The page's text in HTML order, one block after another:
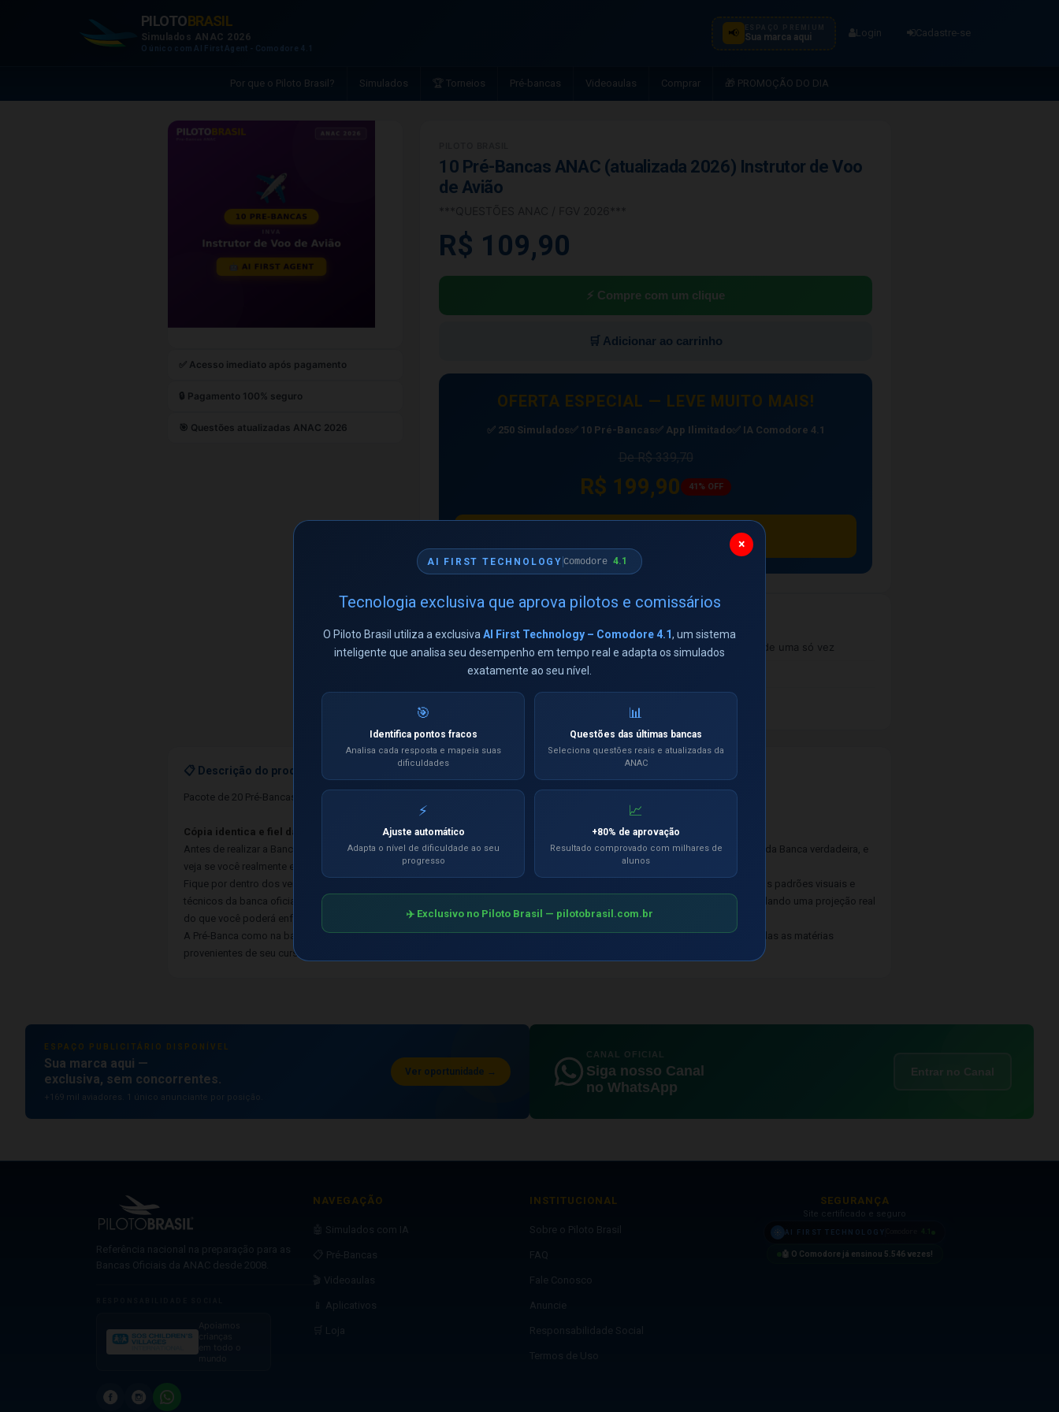
PILOTOBRASIL
Simulados ANAC 2026
O único com AI First Agent - Comodore 4.1
📢 Sua marca aqui Login Cadastre-se
Por que o Piloto Brasil? Simulados 🏆 Torneios Pré-bancas Videoaulas Comprar 🎁 PROMOÇÃO DO DIA
✅ Acesso imediato após pagamento
🔒 Pagamento 100% seguro
🎯 Questões atualizadas ANAC 2026
10 Pré-Bancas ANAC (atualizada 2026) Instrutor de Voo
de Avião
R$ 109,90
⚡ Compre com um clique
🛒 Adicionar ao carrinho
OFERTA ESPECIAL — LEVE MUITO MAIS!
✅ 250 Simulados✅ 10 Pré-Bancas✅ App Ilimitado✅ IA Comodore 4.1
De R$ 339,70
R$ 199,90 41% OFF
Quero o Kit 4 em 1 por R$ 199,90
⭐ Simulação da Banca Oficial da ANAC incluindo todas as matérias de uma só vez
📊 Questões atualizadas
✅ Acesso imediato após aprovação do pagamento
📋 Descrição do produto
Pacote de 20 Pré-Bancas de Instrutor de Voo de Avião
Cópia identica e fiel da Banca oficial da ANAC, indispensável para quem vai prestar a banca.
Antes de realizar a Banca Oficial da ANAC, faça no Piloto Brasil a Pré-Banca ANAC, exclusiva e inédita com os mesmos padrões da Banca verdadeira, e
veja se você realmente está preparado(a).
Fique por dentro dos verdadeiros regulamentos, condições e estilo da Banca Oficial. A Pré-Banca Piloto Brasil, segue os mesmos padrões visuais e
técnicos da banca oficial e lhe ajudará a ter total familiarização com a Banca ANAC, lhe proporcionando maior segurança e lhe dando uma projeção real
do que você poderá enfrentar na Banca Oficial.
A Pré-Banca como na banca ofical, engloba todas as matérias do curso, ou seja, cada Pré-Banca o candidato deverá realizar todas as matérias
provenientes de seu curso.
ESPAÇO PUBLICITÁRIO DISPONÍVEL
Sua marca aqui —
exclusiva, sem concorrentes.
+169 mil aviadores. 1 único anunciante por posição.
Ver oportunidade →
CANAL OFICIAL
Siga nosso Canal
no WhatsApp
Entrar no Canal
Referência nacional na preparação para as
Bancas Oficiais da ANAC desde 2008.
Apoiamos
NAVEGAÇÃO
🤖 Simulados com IA
📋 Pré-Bancas
🎬 Videoaulas
📱 Aplicativos
🛒 Loja
INSTITUCIONAL
Sobre o Piloto Brasil
FAQ
Fale Conosco
Anuncie
Responsabilidade Social
Termos de Uso
SEGURANÇA
Site certificado e seguro
AI FIRST TECHNOLOGY
🤖 O Comodore já ensinou 5.546vezes!
×
AI FIRST TECHNOLOGY Comodore4.1
Tecnologia exclusiva que aprova pilotos e comissários
O Piloto Brasil utiliza a exclusiva AI First Technology – Comodore 4.1, um sistema
inteligente que analisa seu desempenho em tempo real e adapta os simulados
exatamente ao seu nível.
🎯
Identifica pontos fracos
Analisa cada resposta e mapeia suas
dificuldades
📊
Questões das últimas bancas
Seleciona questões reais e atualizadas da
ANAC
⚡
Ajuste automático
Adapta o nível de dificuldade ao seu
progresso
📈
+80% de aprovação
Resultado comprovado com milhares de
alunos
✈️ Exclusivo no Piloto Brasil — pilotobrasil.com.br